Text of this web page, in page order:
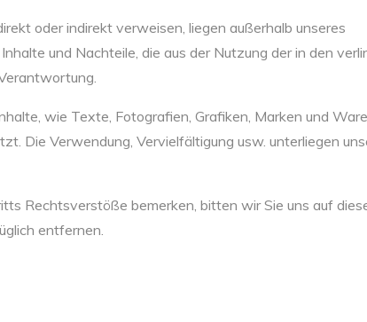
oder indirekt verweisen, liegen außerhalb unseres
und Nachteile, die aus der Nutzung der in den
wie Texte, Fotografien, Grafiken, Marken und
Die Verwendung, Vervielfältigung usw. unterliegen
Rechtsverstöße bemerken, bitten wir Sie uns auf
entfernen.